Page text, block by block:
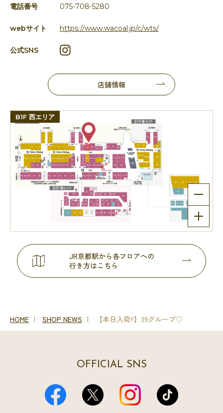
電話番号 075-708-5280
webサイト https://www.wacoal.jp/c/wts/
公式SNS
店舗情報
B1F 西エリア
JR京都駅から各フロアへの
行き方はこちら
HOME SHOP NEWS 【本日入荷‼️】39グループ♡
OFFICIAL SNS